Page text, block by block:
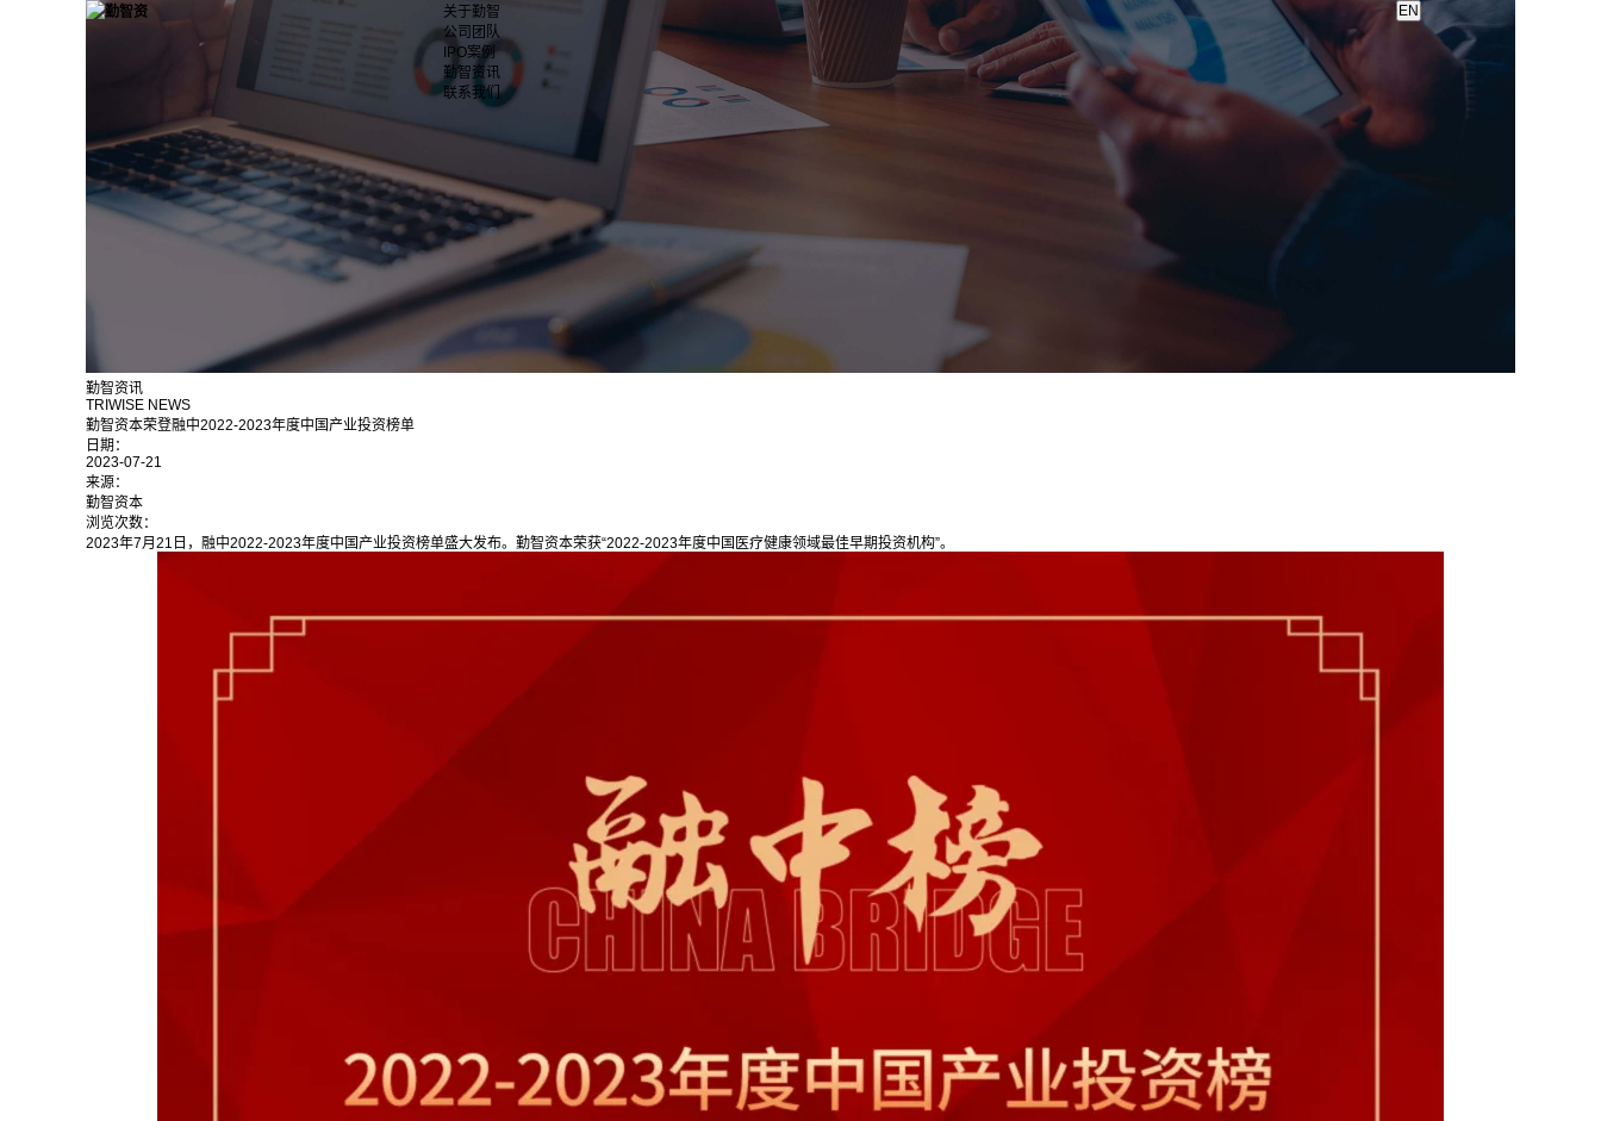
关于勤智
公司团队
IPO案例
勤智资讯
联系我们
勤智资讯
TRIWISE NEWS
勤智资本荣登融中2022-2023年度中国产业投资榜单
日期：
2023-07-21
来源：
勤智资本
浏览次数：
2023年7月21日，融中2022-2023年度中国产业投资榜单盛大发布。勤智资本荣获“2022-2023年度中国医疗健康领域最佳早期投资机构”。